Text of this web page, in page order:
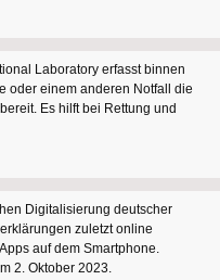
Laboratory erfasst binnen
oder einem anderen Notfall die
Es hilft bei Rettung und
Digitalisierung deutscher
zuletzt online
auf dem Smartphone.
2. Oktober 2023.